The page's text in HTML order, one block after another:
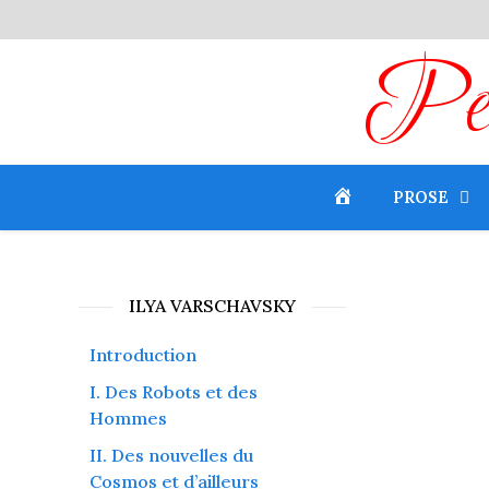
PROSE
ILYA VARSCHAVSKY
Introduction
I. Des Robots et des
Hommes
II. Des nouvelles du
Cosmos et d’ailleurs